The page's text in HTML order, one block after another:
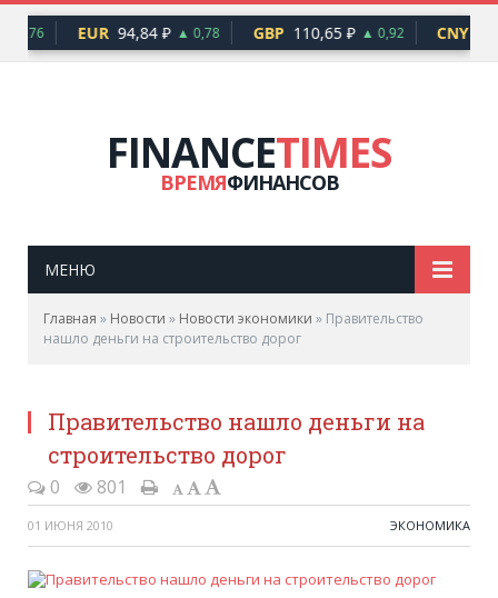
0,76 EUR 94,84 ₽ ▲ 0,78 GBP 110,65 ₽ ▲ 0,92 CNY
FINANCETIMES
ВРЕМЯФИНАНСОВ
МЕНЮ
Главная » Новости » Новости экономики » Правительство
нашло деньги на строительство дорог
Правительство нашло деньги на
строительство дорог
0 801
01 ИЮНЯ 2010 ЭКОНОМИКА